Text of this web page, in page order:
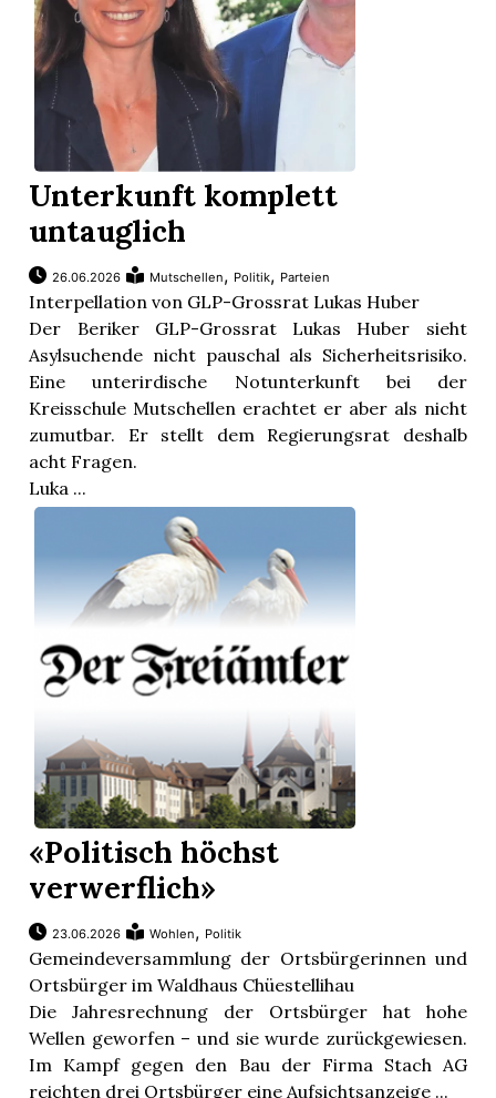
Unterkunft komplett
untauglich
26.06.2026 Mutschellen, Politik, Parteien
Interpellation von GLP-Grossrat Lukas Huber
Der Beriker GLP-Grossrat Lukas Huber sieht
Asylsuchende nicht pauschal als Sicherheitsrisiko.
Eine unterirdische Notunterkunft bei der
Kreisschule Mutschellen erachtet er aber als nicht
zumutbar. Er stellt dem Regierungsrat deshalb
acht Fragen.
Luka ...
«Politisch höchst
verwerflich»
23.06.2026 Wohlen, Politik
Gemeindeversammlung der Ortsbürgerinnen und
Ortsbürger im Waldhaus Chüestellihau
Die Jahresrechnung der Ortsbürger hat hohe
Wellen geworfen – und sie wurde zurückgewiesen.
Im Kampf gegen den Bau der Firma Stach AG
reichten drei Ortsbürger eine Aufsichtsanzeige ...